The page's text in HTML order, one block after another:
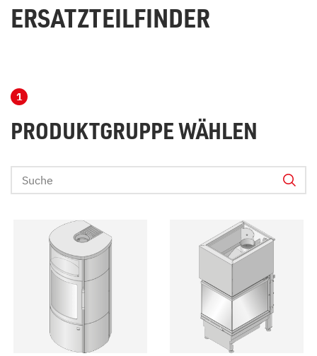
ERSATZTEILFINDER
PRODUKTGRUPPE WÄHLEN